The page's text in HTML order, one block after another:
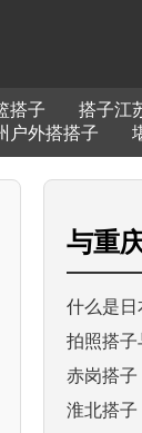
搭子 搭子江
户外搭搭子
与重
什么是日
拍照搭子
赤岗搭子
淮北搭子